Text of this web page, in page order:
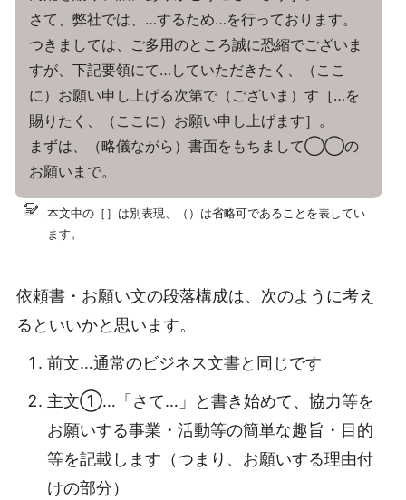
さて、弊社では、…するため…を行っております。
つきましては、ご多用のところ誠に恐縮でございま
すが、下記要領にて…していただきたく、（ここ
に）お願い申し上げる次第で（ございま）す［…を
賜りたく、（ここに）お願い申し上げます］。
まずは、（略儀ながら）書面をもちまして◯◯の
お願いまで。
本文中の［］は別表現、（）は省略可であることを表してい
ます。
依頼書・お願い文の段落構成は、次のように考え
るといいかと思います。
前文…通常のビジネス文書と同じです
主文①…「さて…」と書き始めて、協力等を
お願いする事業・活動等の簡単な趣旨・目的
等を記載します（つまり、お願いする理由付
けの部分）